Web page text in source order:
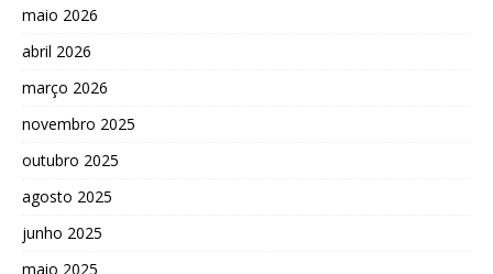
maio 2026
abril 2026
março 2026
novembro 2025
outubro 2025
agosto 2025
junho 2025
maio 2025